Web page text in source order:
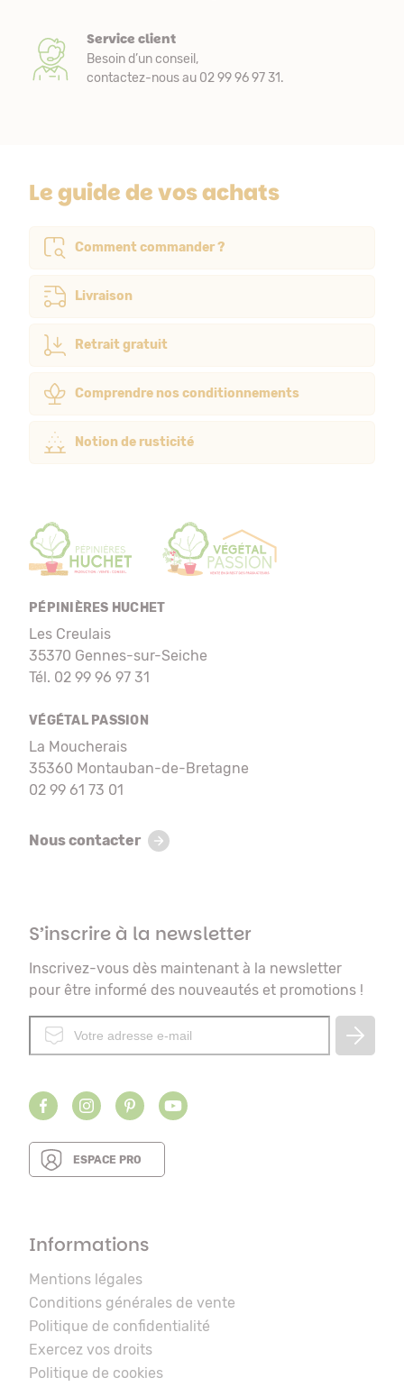
Service client
Besoin d’un conseil,
contactez-nous au 02 99 96 97 31.
Le guide de vos achats
Comment commander ?
Livraison
Retrait gratuit
Comprendre nos conditionnements
Notion de rusticité
PÉPINIÈRES HUCHET
Les Creulais
35370 Gennes-sur-Seiche
Tél. 02 99 96 97 31
VÉGÉTAL PASSION
La Moucherais
35360 Montauban-de-Bretagne
02 99 61 73 01
Nous contacter
S’inscrire à la newsletter
Inscrivez-vous dès maintenant à la newsletter
pour être informé des nouveautés et promotions !
ESPACE PRO
Informations
Mentions légales
Conditions générales de vente
Politique de confidentialité
Exercez vos droits
Politique de cookies